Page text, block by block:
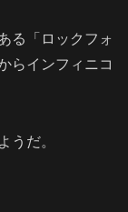
る「ロックフォ
らインフィニコ
うだ。